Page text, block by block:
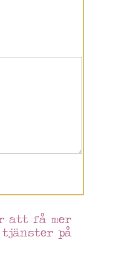
att få mer
tjänster på